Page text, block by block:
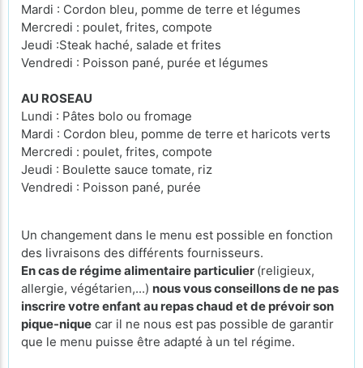
Mardi : Cordon bleu, pomme de terre et légumes
Mercredi : poulet, frites, compote
Jeudi :Steak haché, salade et frites
Vendredi : Poisson pané, purée et légumes
AU ROSEAU
Lundi : Pâtes bolo ou fromage
Mardi : Cordon bleu, pomme de terre et haricots verts
Mercredi : poulet, frites, compote
Jeudi : Boulette sauce tomate, riz
Vendredi : Poisson pané, purée
Un changement dans le menu est possible en fonction
des livraisons des différents fournisseurs.
En cas de régime alimentaire particulier (religieux,
allergie, végétarien,...) nous vous conseillons de ne pas
inscrire votre enfant au repas chaud et de prévoir son
pique-nique car il ne nous est pas possible de garantir
que le menu puisse être adapté à un tel régime.